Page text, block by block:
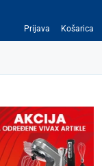
Prijava Košarica